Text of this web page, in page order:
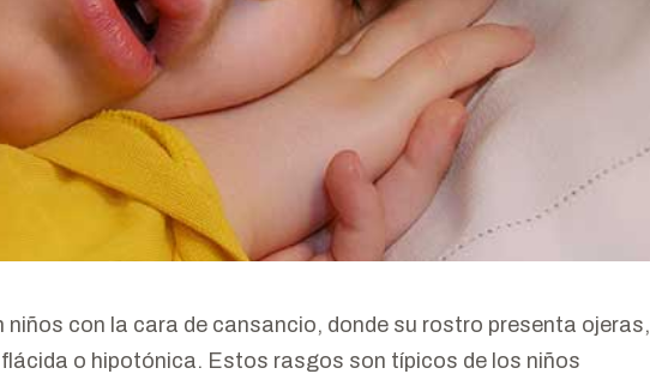
con la cara de cansancio, donde su rostro presenta ojeras,
o hipotónica. Estos rasgos son típicos de los niños